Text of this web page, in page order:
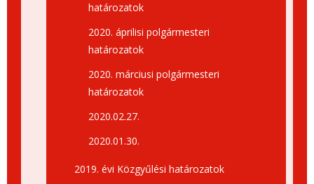
határozatok
2020. áprilisi polgármesteri
határozatok
2020. márciusi polgármesteri
határozatok
2020.02.27.
2020.01.30.
2019. évi Közgyűlési határozatok